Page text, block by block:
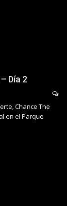
Día 2
Chance The
en el Parque